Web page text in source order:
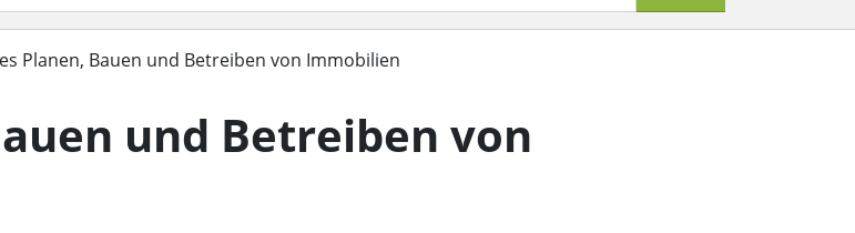
Planen, Bauen und Betreiben von Immobilien
und Betreiben von